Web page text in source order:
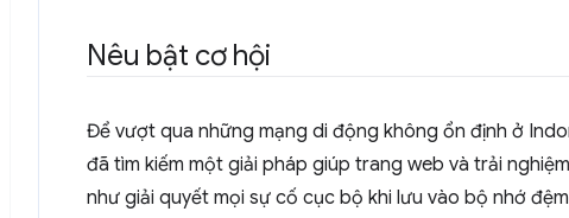
Nêu bật cơ hội
Để vượt qua những mạng di động không ổn định ở
đã tìm kiếm một giải pháp giúp trang web và trải
như giải quyết mọi sự cố cục bộ khi lưu vào bộ nhớ